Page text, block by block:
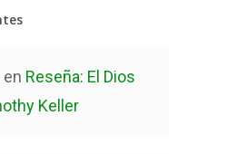
en Reseña: El Dios
Keller